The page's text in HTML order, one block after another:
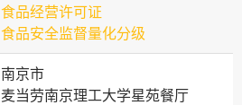
食品经营许可证
食品安全监督量化分级
南京市
麦当劳南京理工大学星苑餐厅